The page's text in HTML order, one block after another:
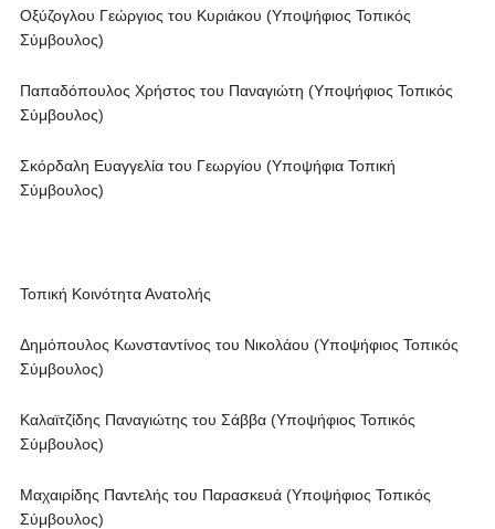
Οξύζογλου Γεώργιος του Κυριάκου (Υποψήφιος Τοπικός
Σύμβουλος)
Παπαδόπουλος Χρήστος του Παναγιώτη (Υποψήφιος Τοπικός
Σύμβουλος)
Σκόρδαλη Ευαγγελία του Γεωργίου (Υποψήφια Τοπική
Σύμβουλος)
Τοπική Κοινότητα Ανατολής
Δημόπουλος Κωνσταντίνος του Νικολάου (Υποψήφιος Τοπικός
Σύμβουλος)
Καλαϊτζίδης Παναγιώτης του Σάββα (Υποψήφιος Τοπικός
Σύμβουλος)
Μαχαιρίδης Παντελής του Παρασκευά (Υποψήφιος Τοπικός
Σύμβουλος)